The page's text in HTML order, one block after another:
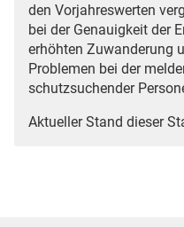
den Vorjahreswerten
bei der Genauigkeit der
erhöhten Zuwanderung
Problemen bei der
schutzsuchender
Aktueller Stand dieser